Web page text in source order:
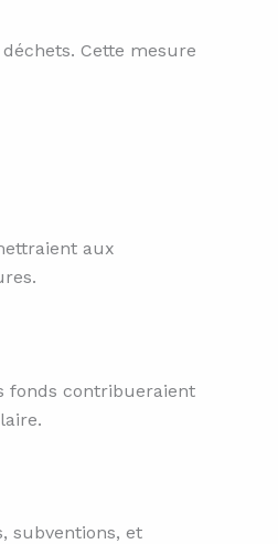
Cette mesure
aux
fonds contribueraient
subventions, et